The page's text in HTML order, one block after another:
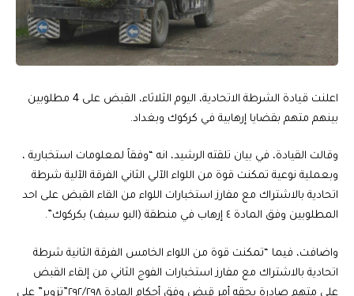
اعلنت قيادة الشرطة الاتحادية، اليوم الثلاثاء، القبض على 4 مطلوبين
بينهم متهم بقضايا إرهابية في كركوك وبغداد.
وقالت القيادة، في بيان تلقته الرشيد، انه “وفقاً لمعلومات استخبارية ،
وبعملية نوعية تمكنت قوة من اللواء الآلي الثاني الفرقة الآلية شرطة
اتحادية بالاشتراك مع مفارز استخبارات اللواء من القاء القبض على احد
المطلوبين وفق المادة ٤ إرهاب في منطقة (البو سيف) بكركوك”.
واضافت، فيما “تمكنت قوة من اللواء الخامس الفرقة الثانية شرطة
اتحادية بالاشتراك مع مفارز استخبارات الفوج الثاني من إلقاء القبض
على متهم صادرة بحقه أمر قبض وفق أحكام المادة ٢٩٢/٢٩٨”تزوير” على